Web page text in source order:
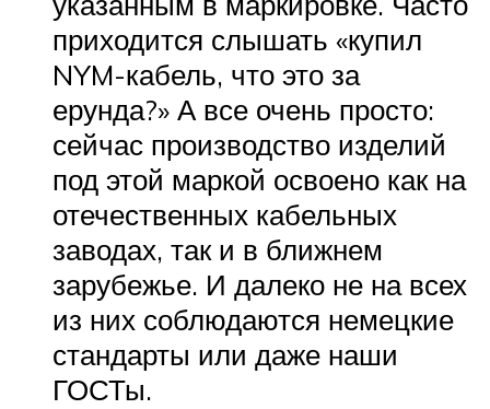
приходится слышать «купил
NYM-кабель, что это за
ерунда?» А все очень просто:
сейчас производство изделий
под этой маркой освоено как на
отечественных кабельных
заводах, так и в ближнем
зарубежье. И далеко не на всех
из них соблюдаются немецкие
стандарты или даже наши
ГОСТы.